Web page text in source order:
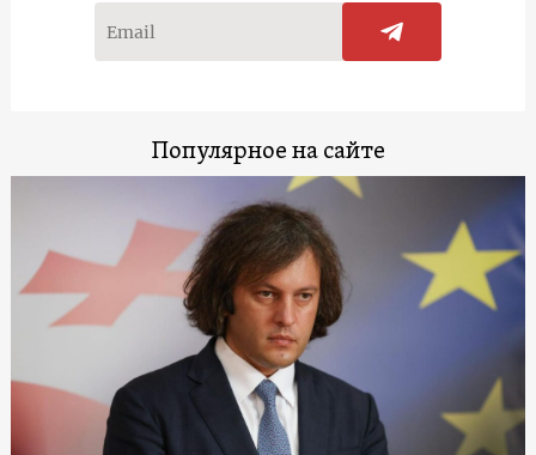
Популярное на сайте